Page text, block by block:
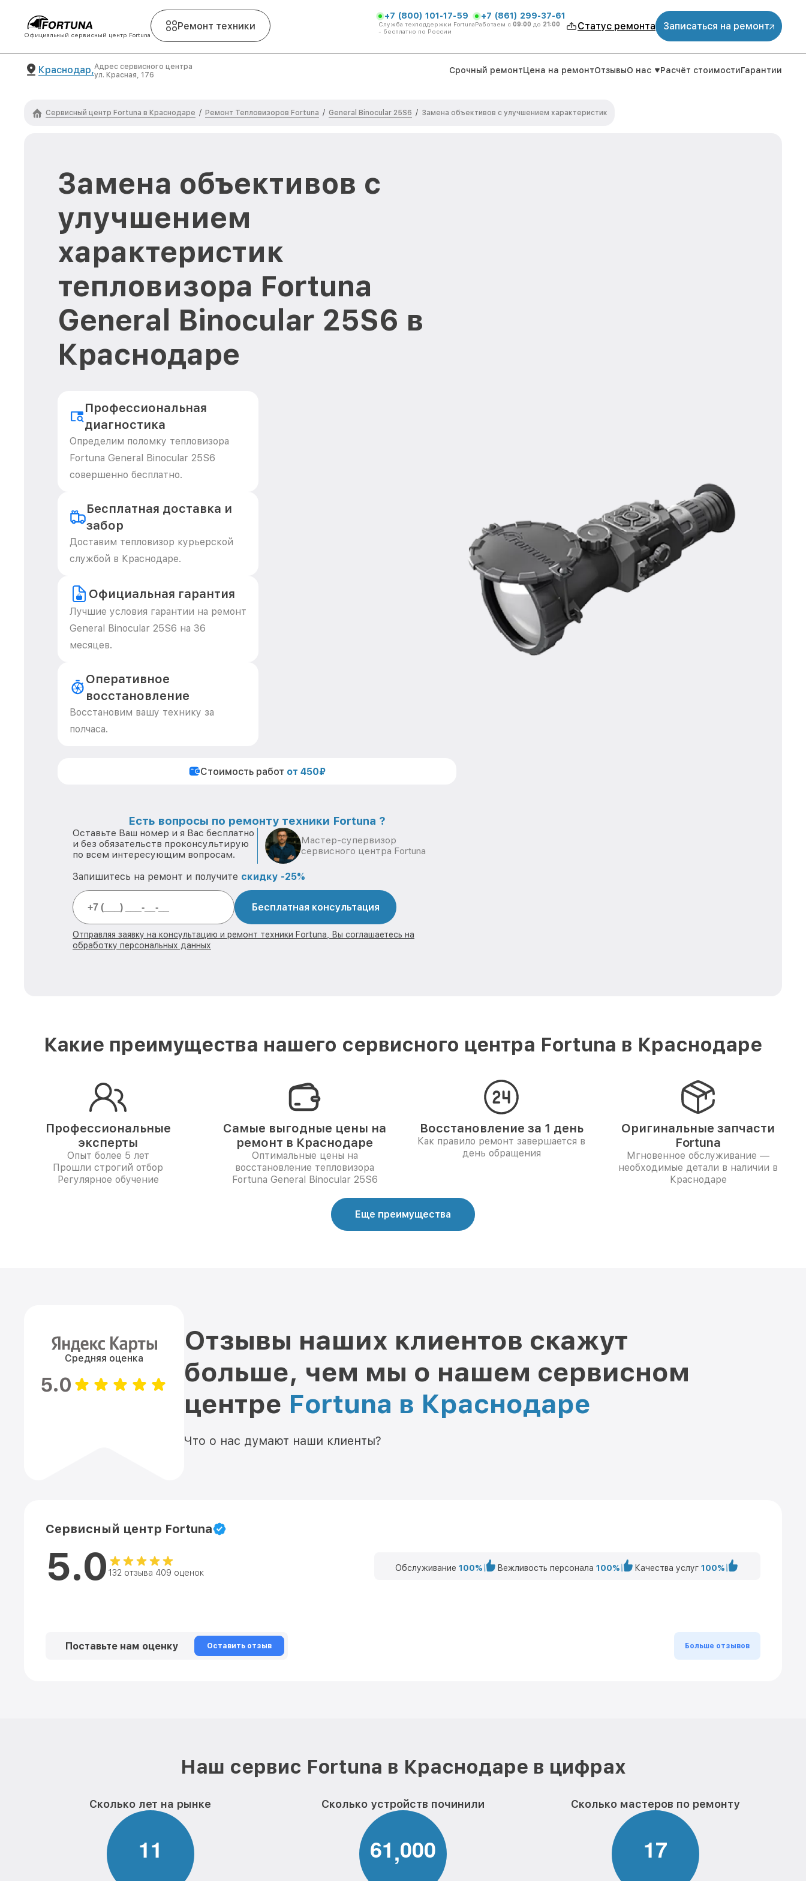
Официальный сервисный центр Fortuna
Ремонт техники
+7 (800) 101-17-59
Служба техподдержки Fortuna
- бесплатно по России
+7 (861) 299-37-61
Работаем с 09:00 до 21:00 Статус ремонта Записаться на ремонт
Краснодар,Адрес сервисного центра
ул. Красная, 176
Срочный ремонтЦена на ремонтОтзывыО нас Расчёт стоимостиГарантии
Сервисный центр Fortuna в Краснодаре / Ремонт Тепловизоров Fortuna / General Binocular 25S6 / Замена объективов с улучшением характеристик
Замена объективов с
улучшением
характеристик
тепловизора Fortuna
General Binocular 25S6 в
Краснодаре
Профессиональная
диагностика
Определим поломку тепловизора
Fortuna General Binocular 25S6
совершенно бесплатно.
Бесплатная доставка и
забор
Доставим тепловизор курьерской
службой в Краснодаре.
Официальная гарантия
Лучшие условия гарантии на ремонт
General Binocular 25S6 на 36
месяцев.
Оперативное
восстановление
Восстановим вашу технику за
полчаса.
Стоимость работ от 450₽
Есть вопросы по ремонту техники Fortuna ?
Оставьте Ваш номер и я Вас бесплатно
и без обязательств проконсультирую
по всем интересующим вопросам.
Мастер-супервизор
сервисного центра Fortuna
Запишитесь на ремонт и получите скидку -25%
Бесплатная консультация
Отправляя заявку на консультацию и ремонт техники Fortuna, Вы соглашаетесь на
обработку персональных данных
Какие преимущества нашего сервисного центра Fortuna в Краснодаре
Профессиональные
эксперты
Опыт более 5 лет
Прошли строгий отбор
Регулярное обучение
Самые выгодные цены на
ремонт в Краснодаре
Оптимальные цены на
восстановление тепловизора
Fortuna General Binocular 25S6
Восстановление за 1 день
Как правило ремонт завершается в
день обращения
Оригинальные запчасти
Fortuna
Мгновенное обслуживание —
необходимые детали в наличии в
Краснодаре
Еще преимущества
Средняя оценка
5.0
Отзывы наших клиентов скажут
больше, чем мы о нашем сервисном
центре Fortuna в Краснодаре
Что о нас думают наши клиенты?
Сервисный центр Fortuna
5.0 132 отзыва 409 оценок Обслуживание 100% Вежливость персонала 100% Качества услуг 100%
Поставьте нам оценку Оставить отзыв Больше отзывов
Наш сервис Fortuna в Краснодаре в цифрах
Сколько лет на рынке
11
Сколько устройств починили
61,000
Сколько мастеров по ремонту
17